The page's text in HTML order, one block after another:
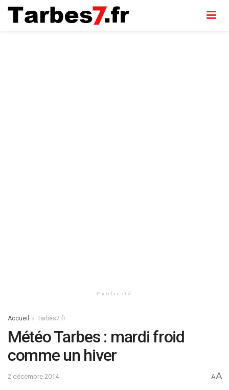
Publicité
Accueil Tarbes7.fr
Météo Tarbes : mardi froid
comme un hiver
2 décembre 2014 AA